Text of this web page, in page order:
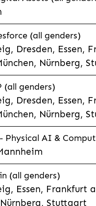
(all genders)
Dresden, Essen,
Nürnberg,
(all genders)
Dresden, Essen,
Nürnberg,
Physical AI &
(all genders)
Essen, Frankfurt
Stuttgart